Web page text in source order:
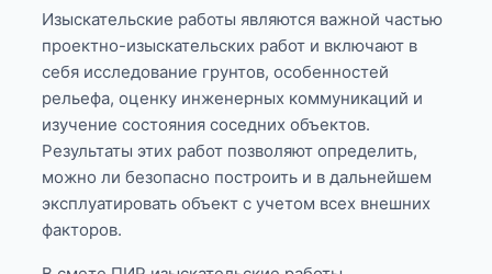
Изыскательские работы являются важной частью
проектно-изыскательских работ и включают в
себя исследование грунтов, особенностей
рельефа, оценку инженерных коммуникаций и
изучение состояния соседних объектов.
Результаты этих работ позволяют определить,
можно ли безопасно построить и в дальнейшем
эксплуатировать объект с учетом всех внешних
факторов.